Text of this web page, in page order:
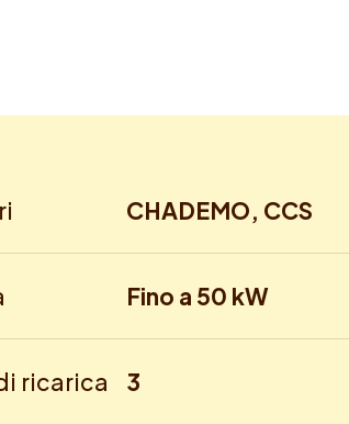
CHADEMO, CCS
Fino a 50 kW
ricarica 3